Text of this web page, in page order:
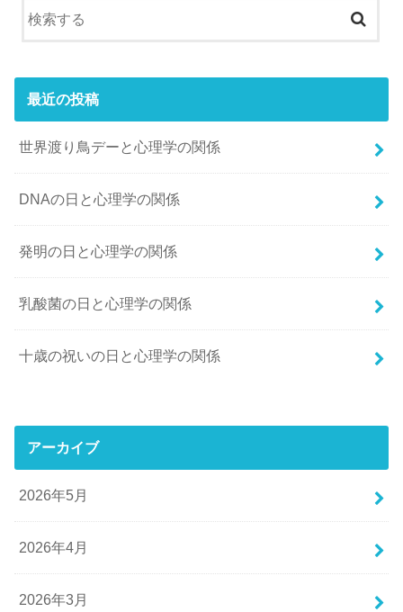
最近の投稿
世界渡り鳥デーと心理学の関係
DNAの日と心理学の関係
発明の日と心理学の関係
乳酸菌の日と心理学の関係
十歳の祝いの日と心理学の関係
アーカイブ
2026年5月
2026年4月
2026年3月